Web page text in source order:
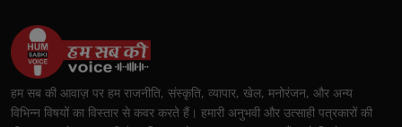
हम सब की आवाज़ पर हम राजनीति, संस्कृति, व्यापार, खेल, मनोरंजन, और अन्य
विभिन्न विषयों का विस्तार से कवर करते हैं। हमारी अनुभवी और उत्साही पत्रकारों की